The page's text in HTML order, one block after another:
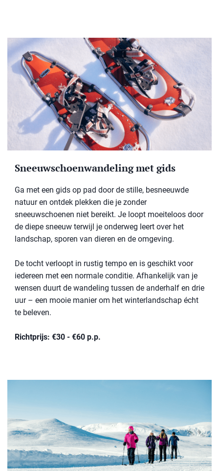
Sneeuwschoenwandeling met gids
Ga met een gids op pad door de stille, besneeuwde
natuur en ontdek plekken die je zonder
sneeuwschoenen niet bereikt. Je loopt moeiteloos door
de diepe sneeuw terwijl je onderweg leert over het
landschap, sporen van dieren en de omgeving.
De tocht verloopt in rustig tempo en is geschikt voor
iedereen met een normale conditie. Afhankelijk van je
wensen duurt de wandeling tussen de anderhalf en drie
uur – een mooie manier om het winterlandschap écht
te beleven.
Richtprijs: €30 - €60 p.p.